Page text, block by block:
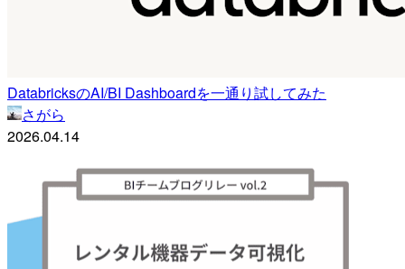
DatabricksのAI/BI Dashboardを一通り試してみた
さがら
2026.04.14